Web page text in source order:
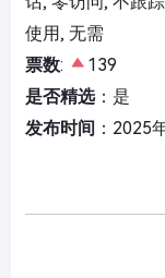
使用, 无需
票数:
139
是否精选：是
发布时间 ：2025